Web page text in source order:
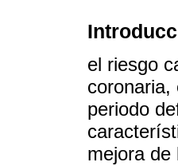
el riesgo
coronaria,
periodo
mejora de